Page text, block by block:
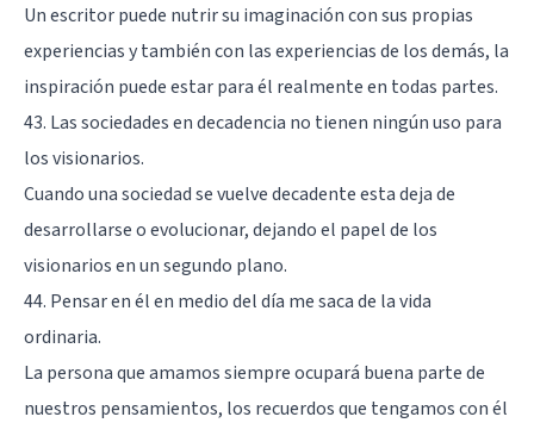
Un escritor puede nutrir su imaginación con sus propias
experiencias y también con las experiencias de los demás, la
inspiración puede estar para él realmente en todas partes.
43. Las sociedades en decadencia no tienen ningún uso para
los visionarios.
Cuando una sociedad se vuelve decadente esta deja de
desarrollarse o evolucionar, dejando el papel de los
visionarios en un segundo plano.
44. Pensar en él en medio del día me saca de la vida
ordinaria.
La persona que amamos siempre ocupará buena parte de
nuestros pensamientos, los recuerdos que tengamos con él